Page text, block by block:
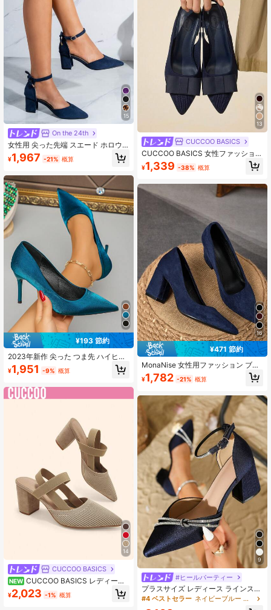
15
On the 24th
女性用 尖った先端 スエード ホロウ
アウト リボン付き チャンキーヒール
パンプス、デイリー、仕事、ビジネ
ク、プラスサイズ、母の日ギフト
¥1,967 -21% 概算
¥193 節約
2023年新作 尖った つま先 ハイヒー
ル、疲れにくい、仕事&通勤用、プラ
スサイズ、多用途のスエードパンプ
ースシューズ
¥1,951 -9% 概算
14
CUCCOO BASICS
NEW CUCCOO BASICS レディース
シューズ ミニマリスト ポインテッド
トゥ エレガント バケーション チャ
¥2,023 -1% 概算
13
CUCCOO BASICS
CUCCOO BASICS 女性ファッション
ブラック生地 リボン ポインテッドト
ゥ ブロックヒール パンプス クリス
¥1,339 -38% 概算
16
¥471 節約
MonaNise 女性用ファッション ブラ
ウン 尖った つま先 スリッポン パン
プス、自宅、オフィス、旅行、カジ
適な靴
¥1,782 -21% 概算
9
#ヒールパーティー
プラスサイズ レディース ラインスト
ーン装飾 ファッションネイビーブル
#4 ベストセラー ネイビーブルー レディースパンプス